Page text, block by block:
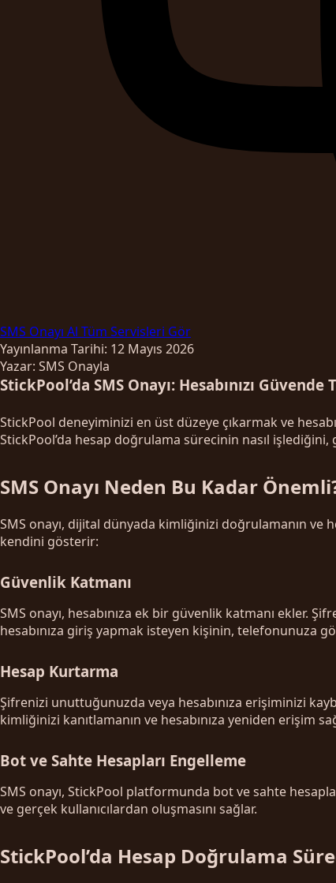
SMS Onayı Al Tüm Servisleri Gör
Yayınlanma Tarihi: 12 Mayıs 2026
Yazar: SMS Onayla
StickPool’da SMS Onayı: Hesabınızı
StickPool deneyiminizi en üst düzeye çıkarmak ve
StickPool’da hesap doğrulama sürecinin nasıl işlediğini,
SMS Onayı Neden Bu Kadar
SMS onayı, dijital dünyada kimliğinizi doğrulamanın ve
kendini gösterir:
Güvenlik Katmanı
SMS onayı, hesabınıza ek bir güvenlik katmanı ekler.
hesabınıza giriş yapmak isteyen kişinin, telefonunuza
Hesap Kurtarma
Şifrenizi unuttuğunuzda veya hesabınıza erişiminizi
kimliğinizi kanıtlamanın ve hesabınıza yeniden erişim
Bot ve Sahte Hesapları Engelleme
SMS onayı, StickPool platformunda bot ve sahte
ve gerçek kullanıcılardan oluşmasını sağlar.
StickPool’da Hesap Doğrulama